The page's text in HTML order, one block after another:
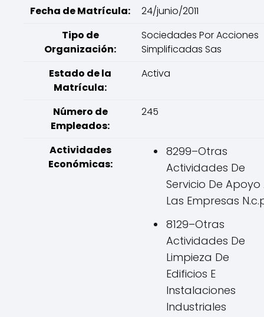
Fecha de Matrícula:
24/junio/2011
Tipo de
Organización:
Sociedades Por Acciones
Simplificadas Sas
Estado de la
Matrícula:
Activa
Número de
Empleados:
245
Actividades
Económicas:
8299–Otras
Actividades De
Servicio De Apoyo
Las Empresas
8129–Otras
Actividades De
Limpieza De
Edificios E
Instalaciones
Industriales